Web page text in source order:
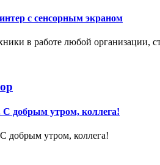
с сенсорным экраном
в работе любой организации,
добрым утром, коллега!
утром, коллега!